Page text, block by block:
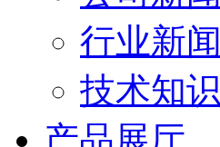
行业新闻
技术知识